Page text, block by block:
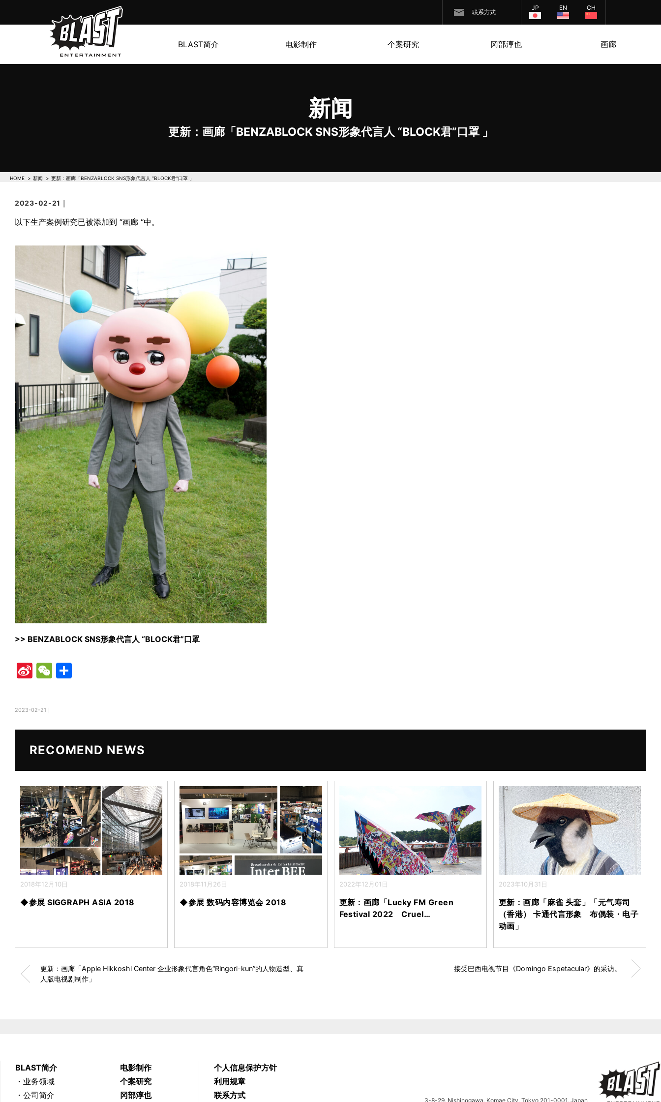
联系方式
JP EN CH
BLAST简介 电影制作 个案研究 冈部淳也 画廊
新闻
更新：画廊「BENZABLOCK SNS形象代言人 “BLOCK君”口罩 」
HOME 新闻 更新：画廊「BENZABLOCK SNS形象代言人 “BLOCK君”口罩 」
2023-02-21｜
以下生产案例研究已被添加到 “画廊 “中。
>> BENZABLOCK SNS形象代言人 “BLOCK君”口罩
Si
W
ei
b
W
at
2023-02-21｜
RECOMEND NEWS
2018年12月10日
◆参展 SIGGRAPH ASIA 2018
2018年11月26日
◆参展 数码内容博览会 2018
2022年12月01日
更新：画廊「Lucky FM Green
Festival 2022 Cruel…
2023年10月31日
更新：画廊「麻雀 头套」「元气寿司
（香港） 卡通代言形象 布偶装・电子
动画」
更新：画廊「Apple Hikkoshi Center 企业形象代言角色“Ringori-kun”的人物造型、真
人版电视剧制作」
接受巴西电视节目《Domingo Espetacular》的采访。
BLAST简介
・业务领域
・公司简介
电影制作
个案研究
冈部淳也
个人信息保护方针
利用规章
联系方式
3-8-29, Nishinogawa, Komae City, Tokyo 201-0001, Japan